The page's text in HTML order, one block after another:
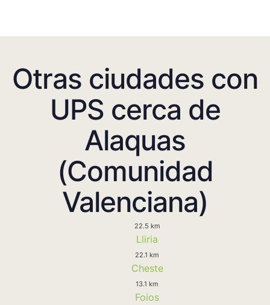
Otras ciudades con
UPS cerca de
Alaquas
(Comunidad
Valenciana)
22.5 km
Lliria
22.1 km
Cheste
13.1 km
Foios